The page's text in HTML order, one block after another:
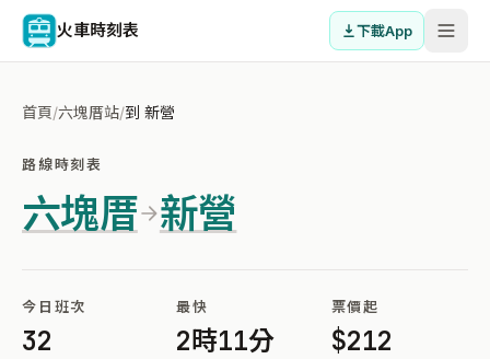
火車時刻表 下載App
首頁/六塊厝站/到 新營
路線時刻表
六塊厝 新營
今日班次
32
最快
2時11分
票價起
$212